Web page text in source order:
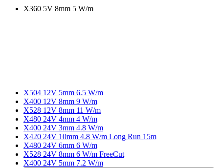
X360 5V 8mm 5 W/m
X504 12V 5mm 6.5 W/m
X400 12V 8mm 9 W/m
X528 12V 8mm 11 W/m
X480 24V 4mm 4 W/m
X400 24V 3mm 4.8 W/m
X420 24V 10mm 4.8 W/m Long Run 15m
X480 24V 6mm 6 W/m
X528 24V 8mm 6 W/m FreeCut
X400 24V 5mm 7.2 W/m